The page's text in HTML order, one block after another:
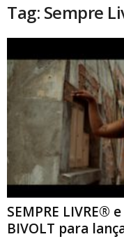
Tag: Sempre
SEMPRE LIVRE®
BIVOLT para